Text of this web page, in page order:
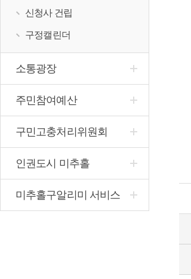
신청사 건립
구정캘린더
소통광장
주민참여예산
구민고충처리위원회
인권도시 미추홀
미추홀구알리미 서비스